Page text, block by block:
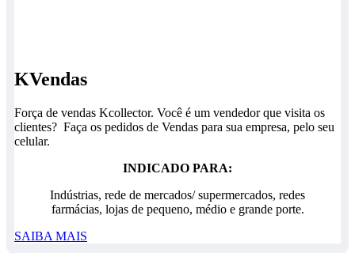
KVendas
Força de vendas Kcollector. Você é um vendedor que visita os
clientes? Faça os pedidos de Vendas para sua empresa, pelo seu
celular.
INDICADO PARA:
Indústrias, rede de mercados/ supermercados, redes
farmácias, lojas de pequeno, médio e grande porte.
SAIBA MAIS